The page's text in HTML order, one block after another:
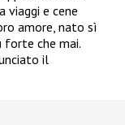
viaggi e cene
amore, nato sì
forte che mai.
il